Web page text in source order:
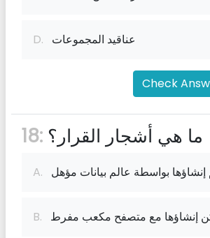
D. عناقيد المجموعات
Check
18: ما هي أشجار القرار؟
A. إنشاؤها بواسطة عالم بيانات مؤهل
B. إنشاؤها مع متصفح مكعب مفرط